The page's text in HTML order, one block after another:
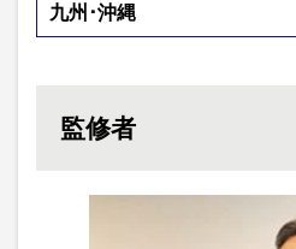
九州･沖縄
監修者